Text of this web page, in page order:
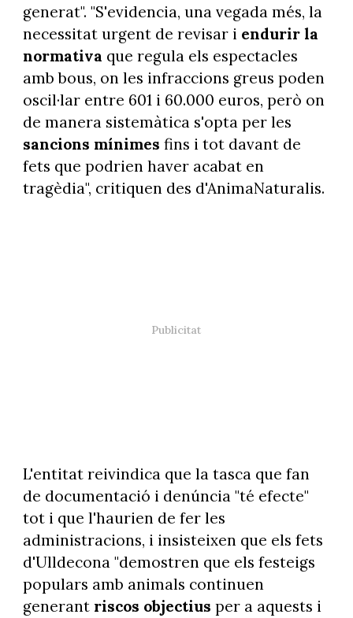
generat". "S'evidencia, una vegada més, la
necessitat urgent de revisar i endurir la
normativa que regula els espectacles
amb bous, on les infraccions greus poden
oscil·lar entre 601 i 60.000 euros, però on
de manera sistemàtica s'opta per les
sancions mínimes fins i tot davant de
fets que podrien haver acabat en
tragèdia", critiquen des d'AnimaNaturalis.
L'entitat reivindica que la tasca que fan
de documentació i denúncia "té efecte"
tot i que l'haurien de fer les
administracions, i insisteixen que els fets
d'Ulldecona "demostren que els festeigs
populars amb animals continuen
generant riscos objectius per a aquests i